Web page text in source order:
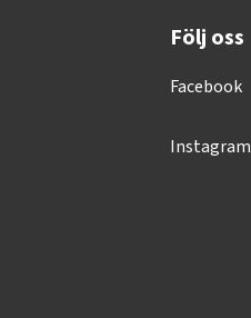
Följ oss
Facebook
Instagram